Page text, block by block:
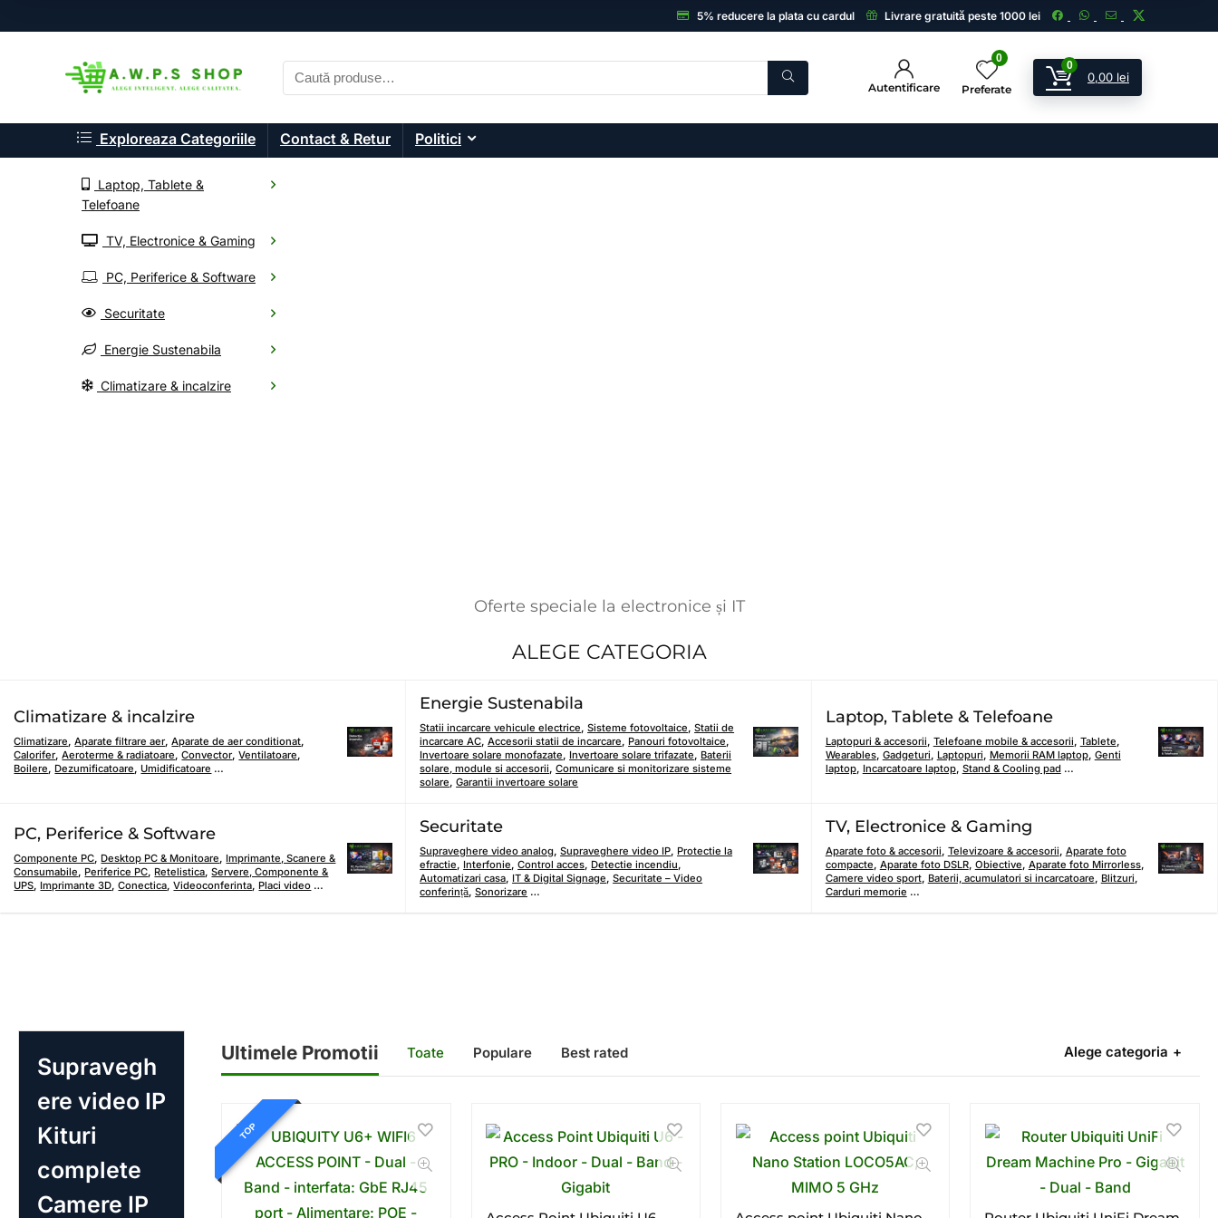
5% reducere la plata cu cardul Livrare gratuită peste 1000 lei
Autentificare
0
Preferate
0
0,00 lei
Exploreaza Categoriile
Laptop, Tablete &
Telefoane
TV, Electronice & Gaming
PC, Periferice & Software
Securitate
Energie Sustenabila
Climatizare & incalzire
Contact & Retur Politici
Componente PC, Electronice și accesorii
Oferte noi, livrare rapidă și garanția unui magazin de încredere.
Oferte speciale la electronice și IT
ALEGE CATEGORIA
Climatizare & incalzire
Climatizare,Aparate filtrare aer,Aparate de aer conditionat,
Calorifer,Aeroterme & radiatoare,Convector,Ventilatoare,
Boilere, Dezumificatoare, Umidificatoare …
Energie Sustenabila
Statii incarcare vehicule electrice,Sisteme fotovoltaice,Statii de
incarcare AC,Accesorii statii de incarcare, Panouri fotovoltaice,
Invertoare solare monofazate, Invertoare solare trifazate, Baterii
solare, module si accesorii,Comunicare si monitorizare sisteme
solare,Garantii invertoare solare
Laptop, Tablete & Telefoane
Laptopuri & accesorii, Telefoane mobile & accesorii, Tablete,
Wearables, Gadgeturi, Laptopuri, Memorii RAM laptop, Genti
laptop, Incarcatoare laptop, Stand & Cooling pad…
PC, Periferice & Software
Componente PC, Desktop PC & Monitoare, Imprimante, Scanere &
Consumabile, Periferice PC, Retelistica,Servere, Componente &
UPS, Imprimante 3D,Conectica,Videoconferinta, Placi video …
Securitate
Supraveghere video analog,Supraveghere video IP, Protectie la
efractie, Interfonie,Control acces, Detectie incendiu,
Automatizari casa, IT & Digital Signage,Securitate – Video
conferință,Sonorizare …
TV, Electronice & Gaming
Aparate foto & accesorii, Televizoare & accesorii, Aparate foto
compacte, Aparate foto DSLR, Obiective, Aparate foto Mirrorless,
Camere video sport, Baterii, acumulatori si incarcatoare, Blitzuri,
Carduri memorie …
Supravegh
ere video IP
Kituri
complete
Camere IP
Ultimele Promotii Toate Populare Best rated Alege categoria
TOP